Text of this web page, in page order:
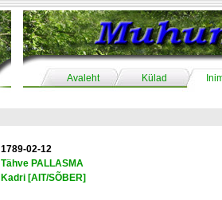
Avaleht Külad
1789-02-12
Tähve PALLASMA
Kadri [AIT/SÕBER]